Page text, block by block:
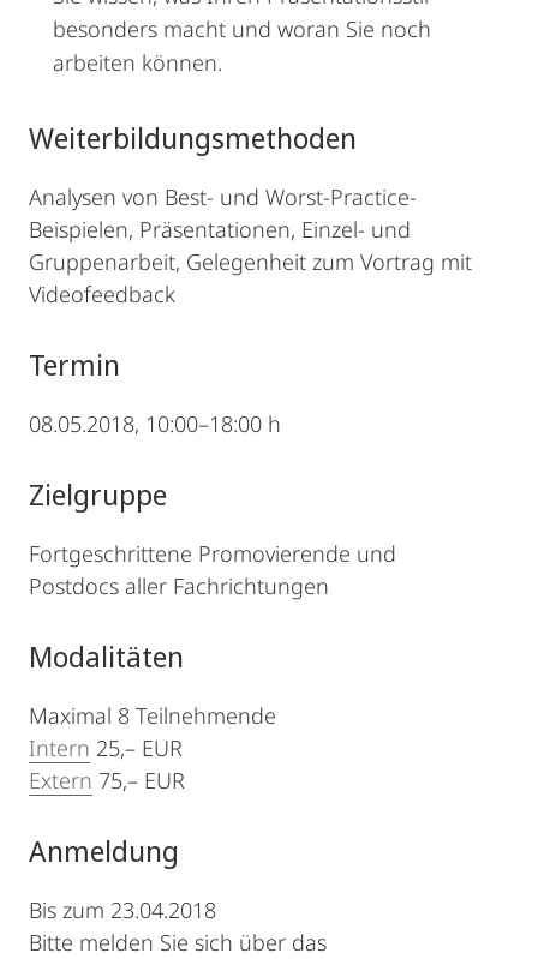
besonders macht und woran Sie noch
arbeiten können.
Weiterbildungsmethoden
Analysen von Best- und Worst-Practice-
Beispielen, Präsentationen, Einzel- und
Gruppenarbeit, Gelegenheit zum Vortrag mit
Videofeedback
Termin
08.05.2018, 10:00–18:00 h
Zielgruppe
Fortgeschrittene Promovierende und
Postdocs aller Fachrichtungen
Modalitäten
Maximal 8 Teilnehmende
Intern 25,– EUR
Extern 75,– EUR
Anmeldung
Bis zum 23.04.2018
Bitte melden Sie sich über das